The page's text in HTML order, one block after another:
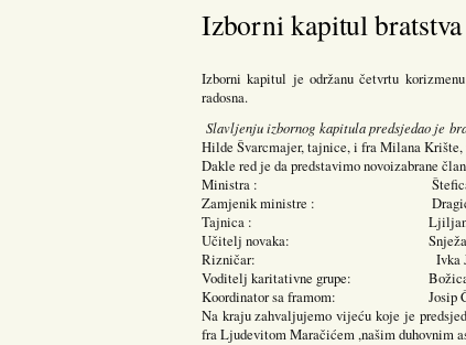
Izborni kapitul bratstva
Izborni kapitul je održanu četvrtu
radosna.
Slavljenju izbornog kapitula predsjedao je
Hilde Švarcmajer, tajnice, i fra Milana Krište,
Dakle red je da predstavimo novoizabrane
Ministra : Štefica
Zamjenik ministre : Dragica
Tajnica : Ljiljana
Učitelj novaka: Snježana
Rizničar: Ivka
Voditelj karitativne grupe: Božica
Koordinator sa framom: Josip
Na kraju zahvaljujemo vijeću koje je
fra Ljudevitom Maračićem ,našim duhovnim